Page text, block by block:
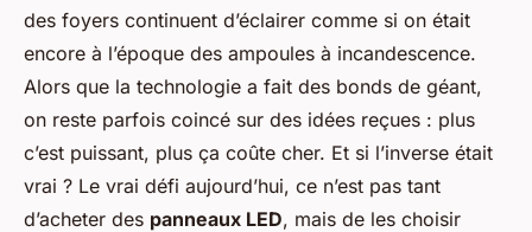
des foyers continuent d’éclairer comme si on était
encore à l’époque des ampoules à incandescence.
Alors que la technologie a fait des bonds de géant,
on reste parfois coincé sur des idées reçues : plus
c’est puissant, plus ça coûte cher. Et si l’inverse était
vrai ? Le vrai défi aujourd’hui, ce n’est pas tant
d’acheter des panneaux LED, mais de les choisir